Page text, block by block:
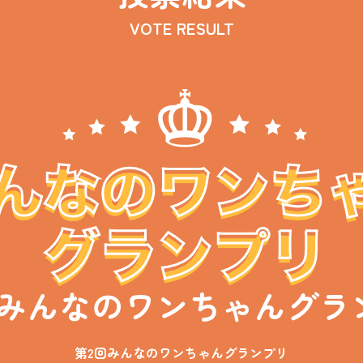
VOTE RESULT
んなのワンちゃんグラ
第2回みんなのワンちゃんグランプリ